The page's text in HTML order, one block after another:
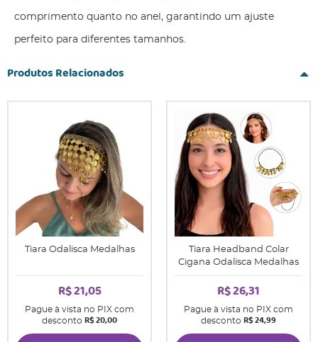
comprimento quanto no anel, garantindo um ajuste
perfeito para diferentes tamanhos.
Produtos Relacionados
Tiara Odalisca Medalhas
R$ 21,05
Pague à vista no PIX com
desconto R$ 20,00
Tiara Headband Colar
Cigana Odalisca Medalhas
R$ 26,31
Pague à vista no PIX com
desconto R$ 24,99